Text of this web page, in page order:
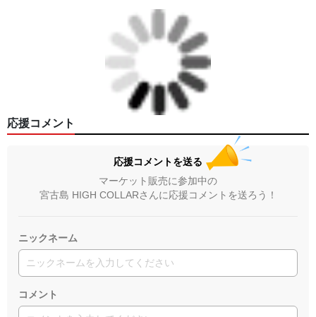
応援コメント
応援コメントを送る
マーケット販売に参加中の
宮古島 HIGH COLLARさんに応援コメントを送ろう！
ニックネーム
コメント